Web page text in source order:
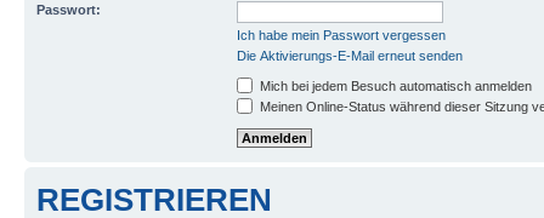
Passwort:
Ich habe mein Passwort vergessen
Die Aktivierungs-E-Mail erneut senden
Mich bei jedem Besuch automatisch anmelden
Meinen Online-Status während dieser Sitzung
REGISTRIEREN